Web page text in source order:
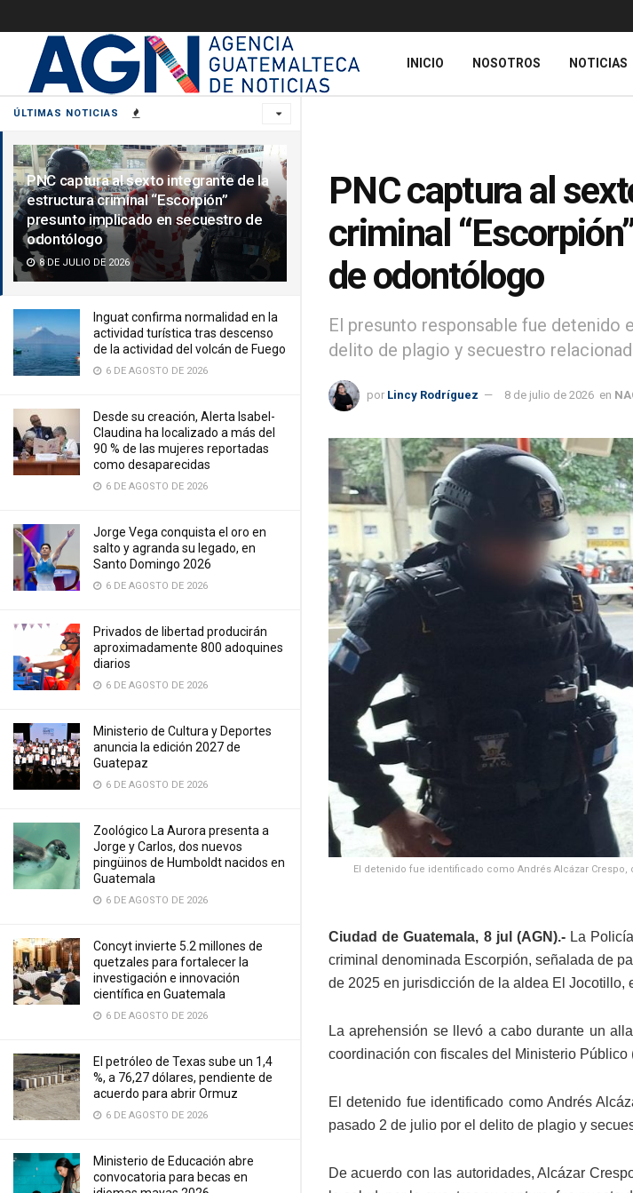
ÚLTIMAS NOTICIAS
PNC captura al sexto integrante de la
estructura criminal “Escorpión”
presunto implicado en secuestro de
odontólogo
8 DE JULIO DE 2026
Inguat confirma normalidad en la
actividad turística tras descenso
de la actividad del volcán de Fuego
6 DE AGOSTO DE 2026
Desde su creación, Alerta Isabel-
Claudina ha localizado a más del
90 % de las mujeres reportadas
como desaparecidas
6 DE AGOSTO DE 2026
Jorge Vega conquista el oro en
salto y agranda su legado, en
Santo Domingo 2026
6 DE AGOSTO DE 2026
Privados de libertad producirán
aproximadamente 800 adoquines
diarios
6 DE AGOSTO DE 2026
Ministerio de Cultura y Deportes
anuncia la edición 2027 de
Guatepaz
6 DE AGOSTO DE 2026
Zoológico La Aurora presenta a
Jorge y Carlos, dos nuevos
pingüinos de Humboldt nacidos en
Guatemala
6 DE AGOSTO DE 2026
Concyt invierte 5.2 millones de
quetzales para fortalecer la
investigación e innovación
científica en Guatemala
6 DE AGOSTO DE 2026
El petróleo de Texas sube un 1,4
%, a 76,27 dólares, pendiente de
acuerdo para abrir Ormuz
6 DE AGOSTO DE 2026
Ministerio de Educación abre
convocatoria para becas en
INICIO NOSOTROS NOTICIAS
PNC captura al
criminal
de odontólogo
El presunto responsable fue detenido
delito de plagio y secuestro
por Lincy Rodríguez 8 de julio de 2026 en
El detenido fue identificado como Andrés Alcázar
Ciudad de Guatemala, 8 jul (AGN).- La
criminal denominada Escorpión, señalada de
de 2025 en jurisdicción de la aldea El Jocotillo,
La aprehensión se llevó a cabo durante un
coordinación con fiscales del Ministerio
El detenido fue identificado como Andrés
pasado 2 de julio por el delito de plagio y
De acuerdo con las autoridades, Alcázar